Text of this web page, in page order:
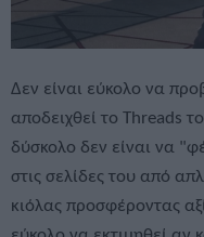
Δεν είναι εύκολο να
αποδειχθεί το Threads
δύσκολο δεν είναι να
στις σελίδες του από
κιόλας προσφέροντας